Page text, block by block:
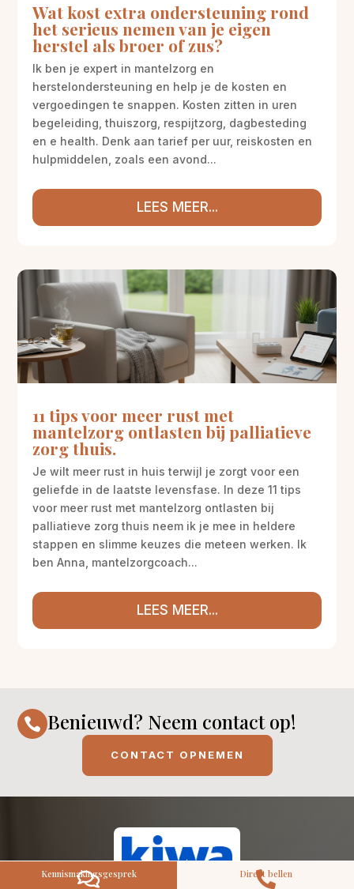
Wat kost extra ondersteuning rond
het serieus nemen van je eigen
herstel als broer of zus?
Ik ben je expert in mantelzorg en
herstelondersteuning en help je de kosten en
vergoedingen te snappen. Kosten zitten in uren
begeleiding, thuiszorg, respijtzorg, dagbesteding
en e health. Denk aan tarief per uur, reiskosten en
hulpmiddelen, zoals een avond...
LEES MEER...
11 tips voor meer rust met
mantelzorg ontlasten bij palliatieve
zorg thuis.
Je wilt meer rust in huis terwijl je zorgt voor een
geliefde in de laatste levensfase. In deze 11 tips
voor meer rust met mantelzorg ontlasten bij
palliatieve zorg thuis neem ik je mee in heldere
stappen en slimme keuzes die meteen werken. Ik
ben Anna, mantelzorgcoach...
LEES MEER...
 Benieuwd? Neem contact op!
CONTACT OPNEMEN
Zorg op maat
Persoonlijke zorgplan
Geen lange wachtlijsten
Altijd vertrouwde gezichten
Contact opnemen

Kennismakingsgesprek 
Direct bellen